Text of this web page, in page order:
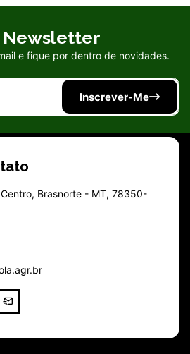
Newsletter
e fique por dentro de novidades.
Inscrever-Me
Brasnorte - MT, 78350-